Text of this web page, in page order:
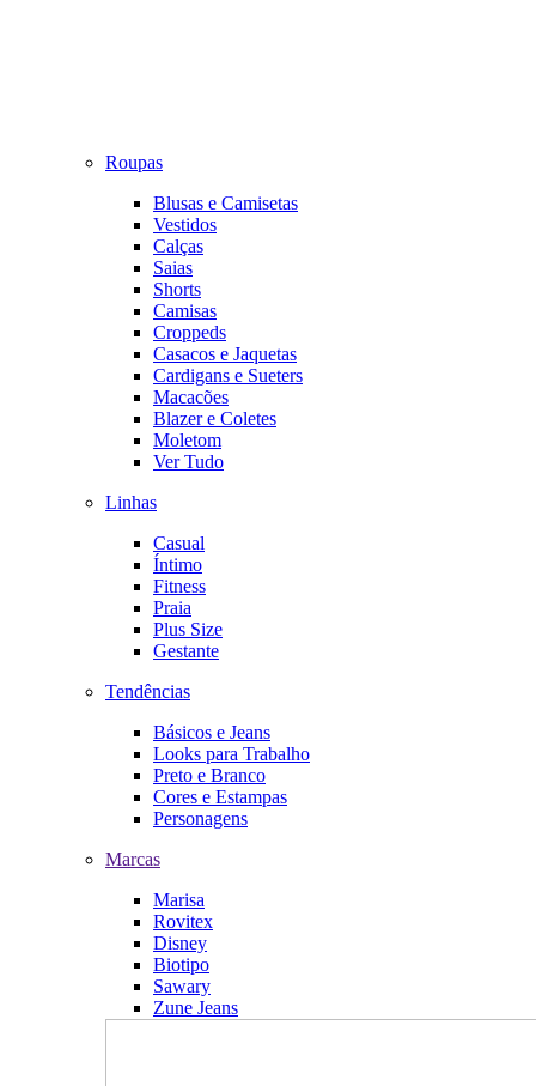
Roupas
Blusas e Camisetas
Vestidos
Calças
Saias
Shorts
Camisas
Croppeds
Casacos e Jaquetas
Cardigans e Sueters
Macacões
Blazer e Coletes
Moletom
Ver Tudo
Linhas
Casual
Íntimo
Fitness
Praia
Plus Size
Gestante
Tendências
Básicos e Jeans
Looks para Trabalho
Preto e Branco
Cores e Estampas
Personagens
Marcas
Marisa
Rovitex
Disney
Biotipo
Sawary
Zune Jeans